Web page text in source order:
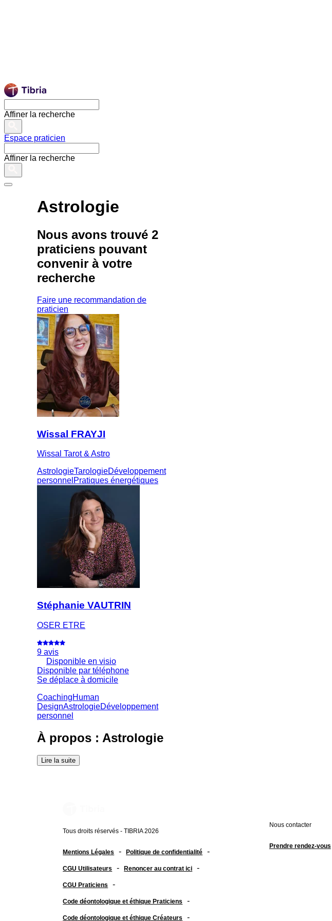
Affiner la recherche
Espace praticien
Affiner la recherche
Astrologie
Nous avons trouvé 2
praticiens pouvant
convenir à votre
recherche
Faire une recommandation de
praticien
Wissal FRAYJI
Wissal Tarot & Astro
AstrologieTarologieDéveloppement
personnel Pratiques énergétiques
Stéphanie VAUTRIN
OSER ETRE
9 avis
Disponible en visio
Disponible par téléphone
Se déplace à domicile
CoachingHuman
DesignAstrologieDéveloppement
personnel
À propos : Astrologie
Lire la suite
Tous droits réservés - TIBRIA 2026
Mentions Légales - Politique de confidentialité -
CGU Utilisateurs - Renoncer au contrat ici -
CGU Praticiens -
Code déontologique et éthique Praticiens -
Code déontologique et éthique Créateurs -
Nous contacter
Prendre rendez-vous